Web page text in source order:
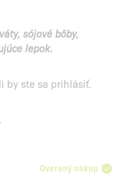
sójové bôby,
lepok.
by ste sa prihlásiť.
Overený nákup